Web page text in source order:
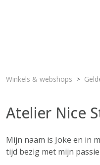
Winkels & webshops
Atelier Nice
Mijn naam is Joke en in
tijd bezig met mijn passie.